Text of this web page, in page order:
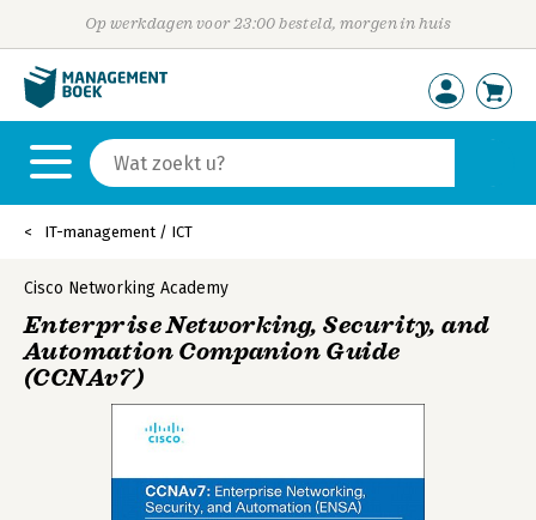
Op werkdagen voor 23:00 besteld, morgen in huis
IT-management / ICT
Cisco Networking Academy
Enterprise Networking, Security, and
Automation Companion Guide
(CCNAv7)